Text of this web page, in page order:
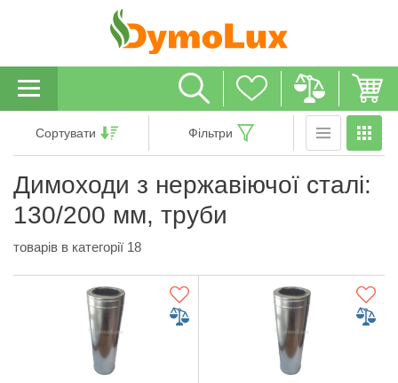
Димоходи з нержавіючої сталі:
130/200 мм, труби
товарів в категорії 18
Сортувати Фільтри